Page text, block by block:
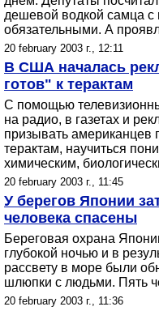
дешевой водкой самца с
обязательными. А
20 february 2003 г., 12:11
В США началась
готов" к терактам
С помощью
на радио, в газетах и
призывать американцев
терактам, научиться
химическим,
20 february 2003 г., 11:45
У берегов Японии
человека спасены
Береговая охрана
глубокой ночью и в
рассвету в море были
шлюпки с людьми. Пять
20 february 2003 г., 11:36